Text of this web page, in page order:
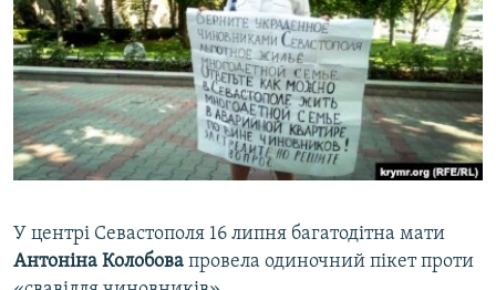
СПЕЦПРОЕКТИ
ДЕПОРТАЦІЯ
ВІДЕОУРОКИ «ELIFBE»
СВІДЧЕННЯ ОКУПАЦІЇ
УКРАЇНСЬКА ПРОБЛЕМА КРИМУ
ЯК ОБІЙТИ БЛОКУВАННЯ
Русский
Qırımtatar
У центрі Севастополя 16 липня багатодітна мати
Антоніна Колобова провела одиночний пікет проти